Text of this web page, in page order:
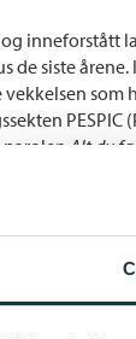
inneforstått
de siste årene.
som
PESPIC
Alt du
saus av det
strengt
og
da